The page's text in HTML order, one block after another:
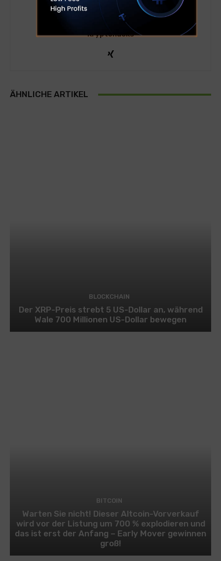
Kryptohacks
ÄHNLICHE ARTIKEL
BLOCKCHAIN
Der XRP-Preis strebt 5 US-Dollar an, während
Wale 700 Millionen US-Dollar bewegen
BITCOIN
Warten Sie nicht! Dieser Altcoin-Vorverkauf
wird vor der Listung um 700 % explodieren und
das ist erst der Anfang – Early Mover gewinnen
groß!